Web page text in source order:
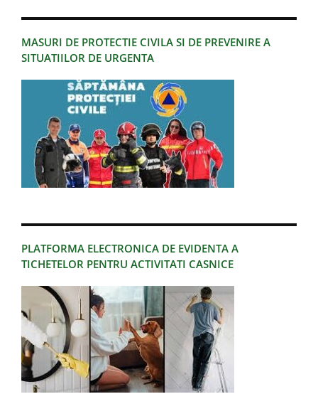
MASURI DE PROTECTIE CIVILA SI DE PREVENIRE A
SITUATIILOR DE URGENTA
PLATFORMA ELECTRONICA DE EVIDENTA A
TICHETELOR PENTRU ACTIVITATI CASNICE